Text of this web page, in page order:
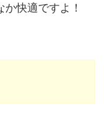
快適ですよ！